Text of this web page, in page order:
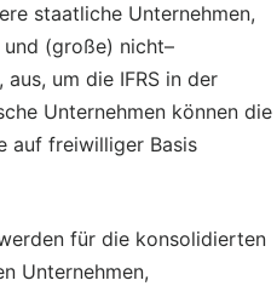
staatliche Unternehmen,
(große) nicht–
um die IFRS in der
Unternehmen können die
auf freiwilliger Basis
für die konsolidierten
Unternehmen,